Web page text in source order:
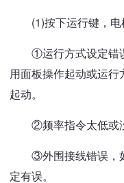
(1)按下运行键，电
①运行方式设定错误
用面板操作起动或运
起动。
②频率指令太低或没
③外围接线错误，如
定有误。